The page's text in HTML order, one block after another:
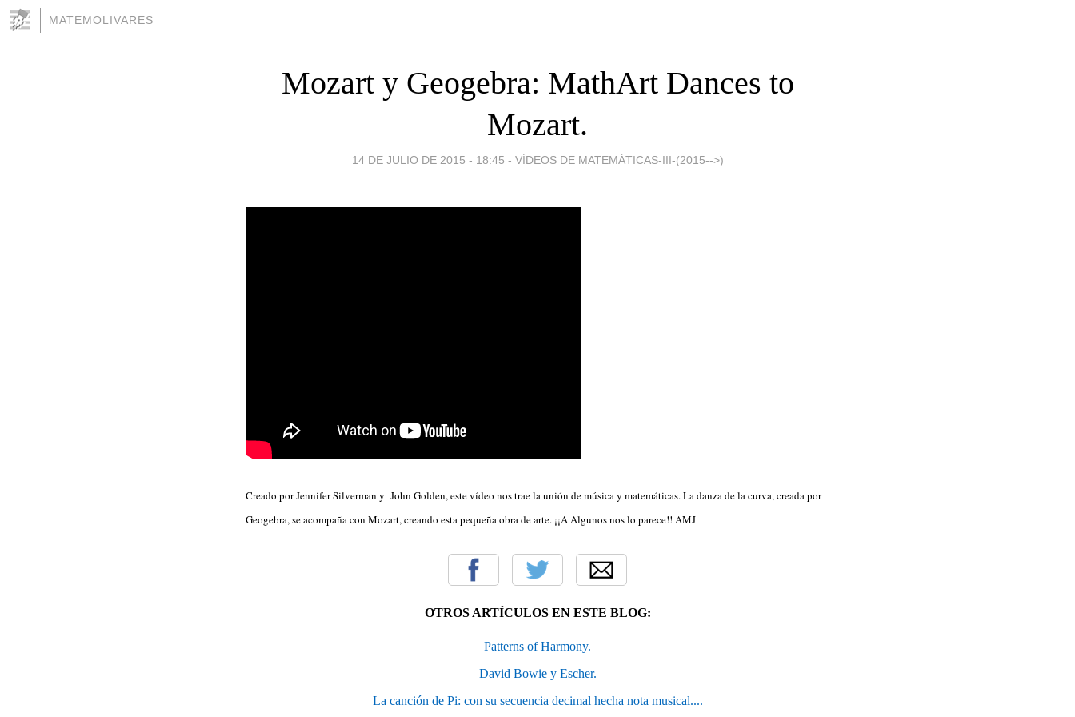
MATEMOLIVARES
Mozart y Geogebra: MathArt Dances to
Mozart.
14 DE JULIO DE 2015 - 18:45 - VÍDEOS DE MATEMÁTICAS-III-(2015-->)
Creado por Jennifer Silverman y John Golden, este vídeo nos trae la unión de música y matemáticas. La danza de la curva, creada por
Geogebra, se acompaña con Mozart, creando esta pequeña obra de arte. ¡¡A Algunos nos lo parece!! AMJ
OTROS ARTÍCULOS EN ESTE BLOG:
Patterns of Harmony.
David Bowie y Escher.
La canción de Pi: con su secuencia decimal hecha nota musical....